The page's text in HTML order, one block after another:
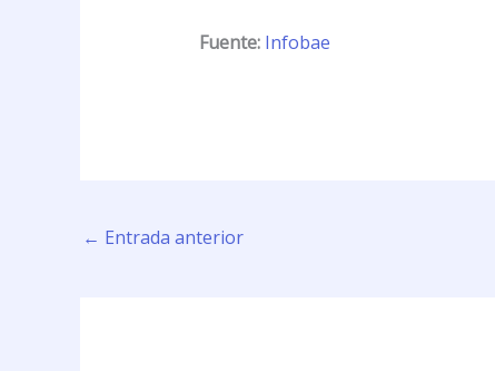
Fuente: Infobae
← Entrada anterior